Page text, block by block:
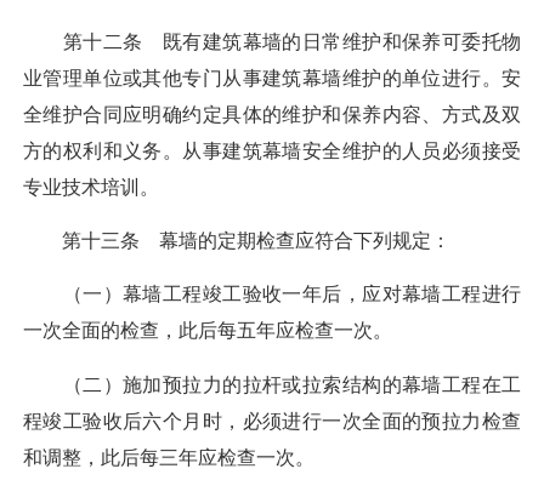
第十二条 既有建筑幕墙的日常维护和保养可委托物
业管理单位或其他专门从事建筑幕墙维护的单位进行。安
全维护合同应明确约定具体的维护和保养内容、方式及双
方的权利和义务。从事建筑幕墙安全维护的人员必须接受
专业技术培训。
第十三条 幕墙的定期检查应符合下列规定：
（一）幕墙工程竣工验收一年后，应对幕墙工程进行
一次全面的检查，此后每五年应检查一次。
（二）施加预拉力的拉杆或拉索结构的幕墙工程在工
程竣工验收后六个月时，必须进行一次全面的预拉力检查
和调整，此后每三年应检查一次。